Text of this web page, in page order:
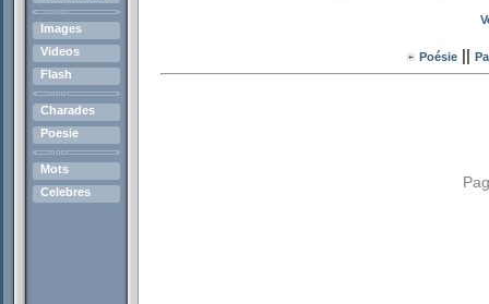
Images
Videos
Flash
Charades
Poesie
Mots
Celebres
Poésie||